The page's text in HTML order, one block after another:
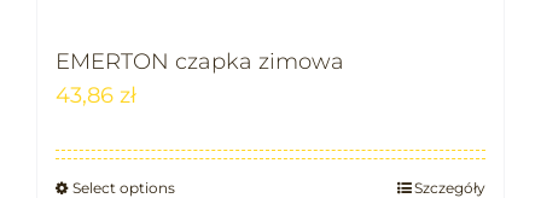
EMERTON czapka zimowa
43,86 zł
Select options Szczegóły